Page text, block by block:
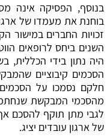
בנוסף, הפסיקה אינה
בוחנת את מעמדו של
זכויות החברים במישור
השנים ביחס לרופאים
היה נתון בידי הכללית,
הסכמים קיבוציים
חלקם נסמכו על
מהסכמי המבקשת
לגבי מתן תוקף להסכם
של ארגון עובדים יציג.